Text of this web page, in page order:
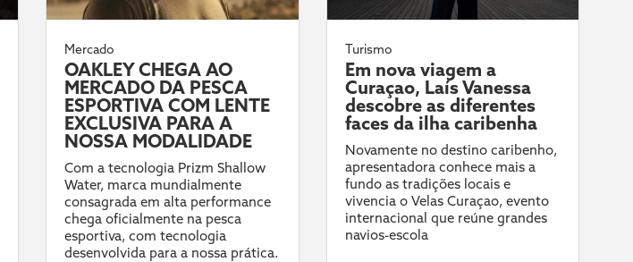
Mercado
OAKLEY CHEGA AO
MERCADO DA PESCA
ESPORTIVA COM LENTE
EXCLUSIVA PARA A
NOSSA MODALIDADE
Com a tecnologia Prizm Shallow
Water, marca mundialmente
consagrada em alta performance
chega oficialmente na pesca
esportiva, com tecnologia
desenvolvida para a nossa prática.
Turismo
Em nova viagem a
Curaçao, Laís Vanessa
descobre as diferentes
faces da ilha caribenha
Novamente no destino caribenho,
apresentadora conhece mais a
fundo as tradições locais e
vivencia o Velas Curaçao, evento
internacional que reúne grandes
navios-escola